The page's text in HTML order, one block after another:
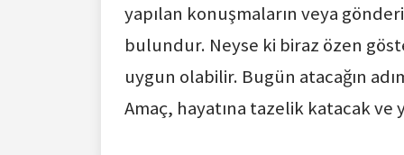
yapılan konuşmaların veya
bulundur. Neyse ki biraz özen
uygun olabilir. Bugün atacağın
Amaç, hayatına tazelik katacak